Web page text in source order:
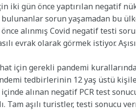
için iki gün önce yaptırılan negatif
bulunanlar sorun yaşamadan bu
alınmış Covid negatif testi
evrak olarak görmek istiyor.
için gerekli pandemi
tedbirlerinin 12 yaş üstü
alınan negatif PCR test
Tam aşılı turistler, testi sonucu